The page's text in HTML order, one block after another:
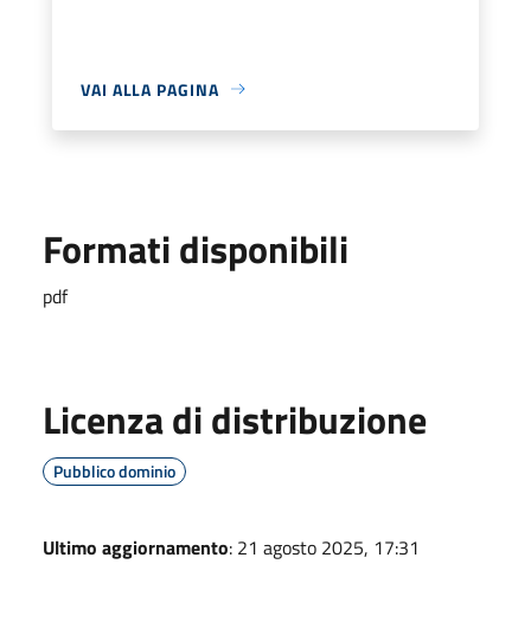
VAI ALLA PAGINA
Formati disponibili
pdf
Licenza di distribuzione
Pubblico dominio
Ultimo aggiornamento: 21 agosto 2025, 17:31